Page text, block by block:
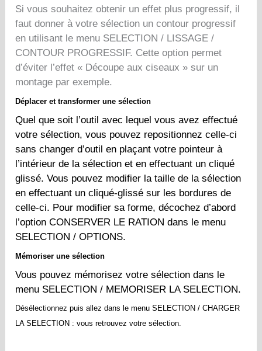
Si vous souhaitez obtenir un effet plus progressif, il
faut donner à votre sélection un contour progressif
en utilisant le menu SELECTION / LISSAGE /
CONTOUR PROGRESSIF. Cette option permet
d’éviter l’effet « Découpe aux ciseaux » sur un
montage par exemple.
Déplacer et transformer une sélection
Quel que soit l’outil avec lequel vous avez effectué
votre sélection, vous pouvez repositionnez celle-ci
sans changer d’outil en plaçant votre pointeur à
l’intérieur de la sélection et en effectuant un cliqué
glissé. Vous pouvez modifier la taille de la sélection
en effectuant un cliqué-glissé sur les bordures de
celle-ci. Pour modifier sa forme, décochez d’abord
l’option CONSERVER LE RATION dans le menu
SELECTION / OPTIONS.
Mémoriser une sélection
Vous pouvez mémorisez votre sélection dans le
menu SELECTION / MEMORISER LA SELECTION.
Désélectionnez puis allez dans le menu SELECTION / CHARGER
LA SELECTION : vous retrouvez votre sélection.